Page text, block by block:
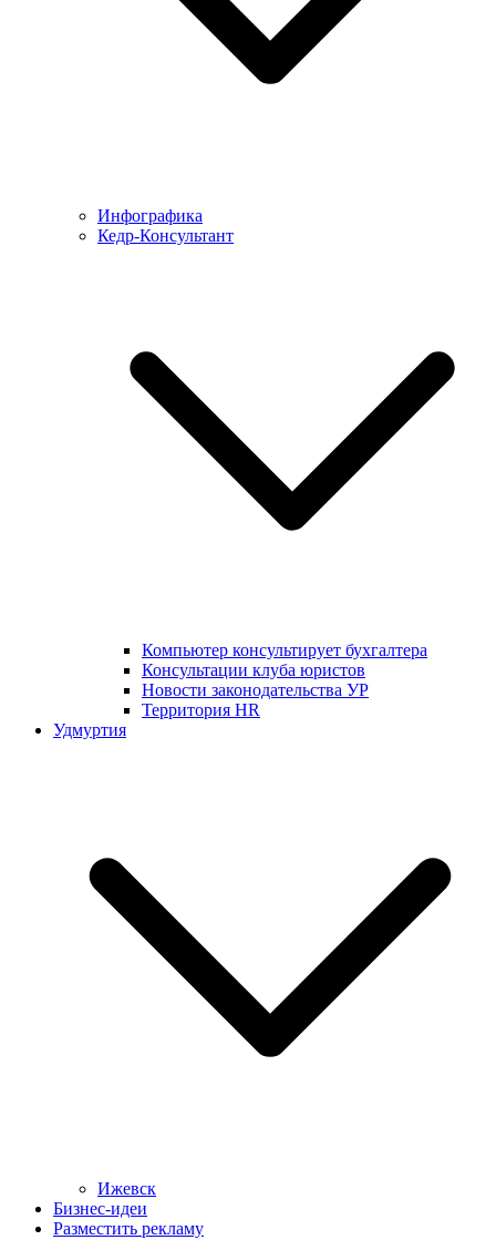
Инфографика
Кедр-Консультант
Компьютер консультирует бухгалтера
Консультации клуба юристов
Новости законодательства УР
Территория HR
Удмуртия
Ижевск
Бизнес-идеи
Разместить рекламу